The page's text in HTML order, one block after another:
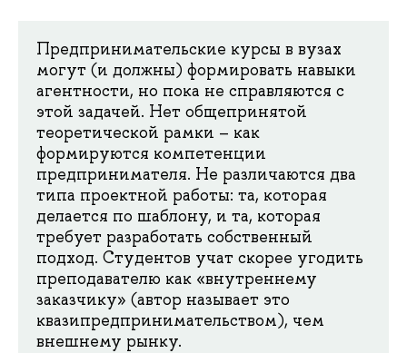
Предпринимательские курсы в вузах
могут (и должны) формировать навыки
агентности, но пока не справляются с
этой задачей. Нет общепринятой
теоретической рамки – как
формируются компетенции
предпринимателя. Не различаются два
типа проектной работы: та, которая
делается по шаблону, и та, которая
требует разработать собственный
подход. Студентов учат скорее угодить
преподавателю как «внутреннему
заказчику» (автор называет это
квазипредпринимательством), чем
внешнему рынку.